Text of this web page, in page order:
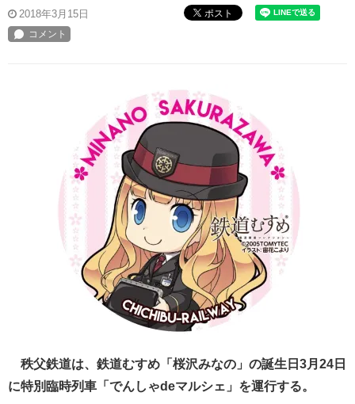
2018年3月15日 ポスト
秩父鉄道は、鉄道むすめ「桜沢みなの」の誕生日3月24日
に特別臨時列車「でんしゃdeマルシェ」を運行する。